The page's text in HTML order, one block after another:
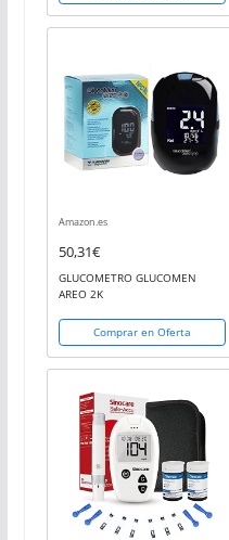
Amazon.es
50,31€
GLUCOMETRO GLUCOMEN
AREO 2K
Comprar en Oferta